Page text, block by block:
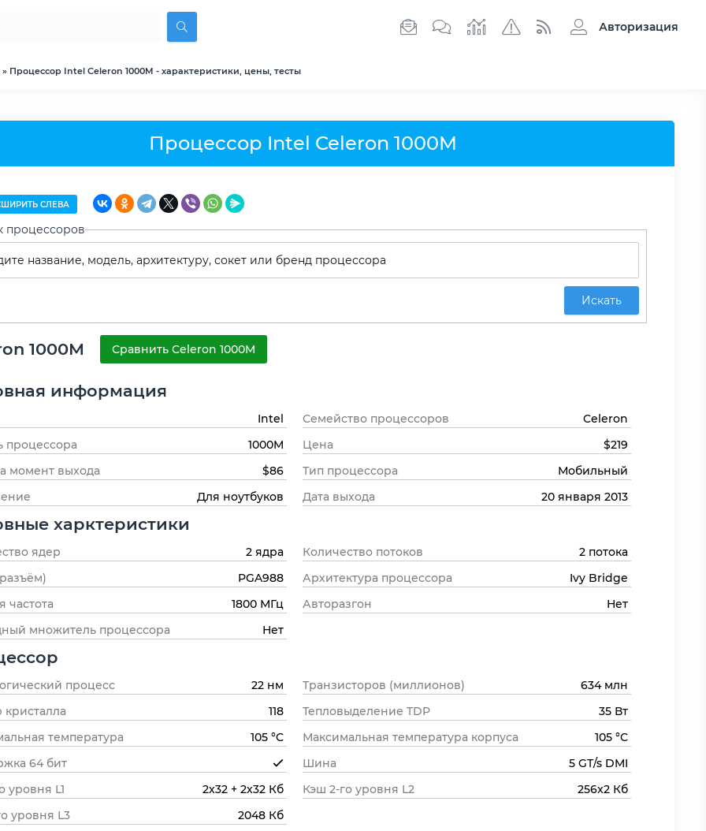
Авторизация
» Процессор Intel Celeron 1000M - характеристики, цены, тесты
Процессор Intel Celeron 1000M
СЛЕВА
процессоров
Искать
1000M Сравнить Celeron 1000M
информация
Intel Семейство процессоров
Celeron
процессора
1000M Цена
$219
момент выхода
$86 Тип процессора
Мобильный
Для ноутбуков Дата выхода 20 января 2013
харктеристики
ядер 2 ядра Количество потоков
2 потока
PGA988 Архитектура процессора
Ivy Bridge
частота
1800 МГц Авторазгон
Нет
множитель процессора
Нет
процесс 22 нм Транзисторов (миллионов)
634 млн
кристалла
118 Тепловыделение TDP
35 Вт
температура
105 °C Максимальная температура корпуса
105 °C
64 бит
Шина
5 GT/s DMI
уровня L1
2x32 + 2x32 Кб Кэш 2-го уровня L2
256x2 Кб
уровня L3
2048 Кб